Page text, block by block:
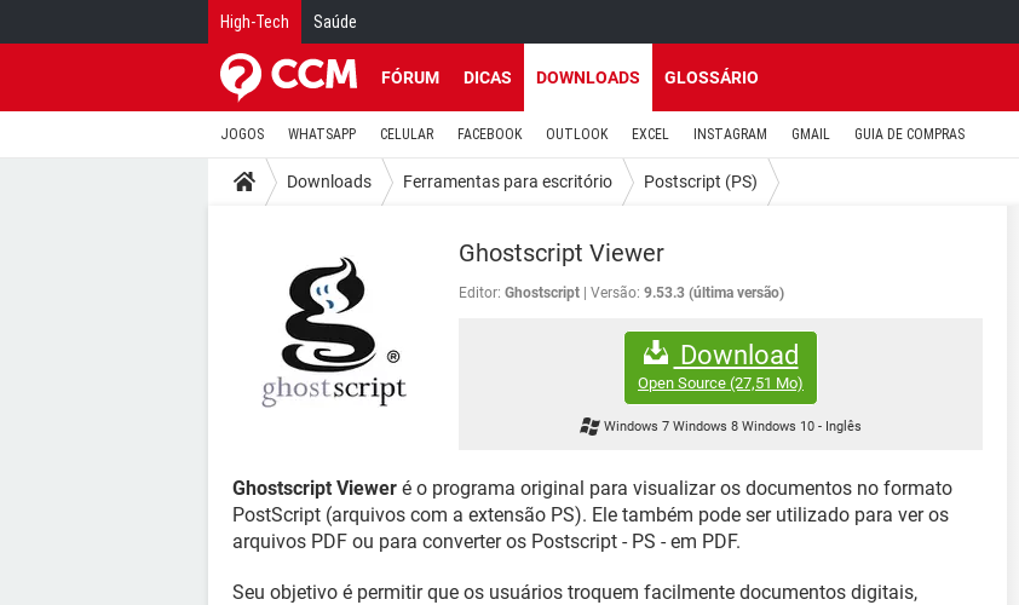
High-Tech Saúde
FÓRUM DICAS DOWNLOADS GLOSSÁRIO
JOGOS WHATSAPP CELULAR FACEBOOK OUTLOOK EXCEL INSTAGRAM GMAIL GUIA DE COMPRAS
Downloads Ferramentas para escritório Postscript (PS)
Ghostscript Viewer
Editor: Ghostscript Versão: 9.53.3 (última versão)
Download
Open Source (27,51 Mo)
Windows 7 Windows 8 Windows 10- Inglês
Ghostscript Viewer é o programa original para visualizar os documentos no formato
PostScript (arquivos com a extensão PS). Ele também pode ser utilizado para ver os
arquivos PDF ou para converter os Postscript - PS - em PDF.
Seu objetivo é permitir que os usuários troquem facilmente documentos digitais,